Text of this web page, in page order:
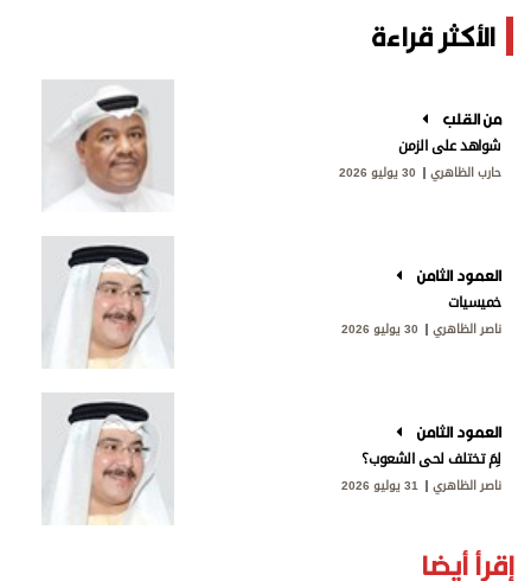
الأكثر قراءة
من القلب
شواهد على الزمن
حارب الظاهري 30 يوليو 2026
العمود الثامن
خميسيات
ناصر الظاهري 30 يوليو 2026
العمود الثامن
لِمَ تختلف لحى الشعوب؟
ناصر الظاهري 31 يوليو 2026
إقرأ أيضا